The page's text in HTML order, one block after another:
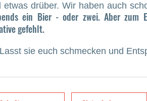
drüber. Wir haben auch
ein Bier - oder zwei. Aber zum
gefehlt.
sie euch schmecken und